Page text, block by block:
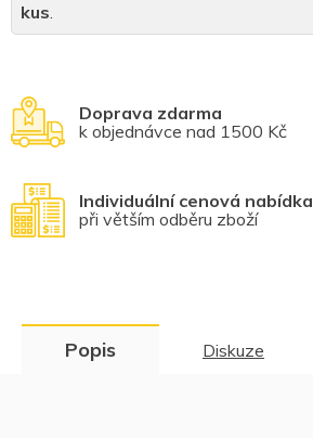
Doprava zdarma
k objednávce nad 1500 Kč
Individuální cenová nabídka
při větším odběru zboží
kus.
Popis Diskuze